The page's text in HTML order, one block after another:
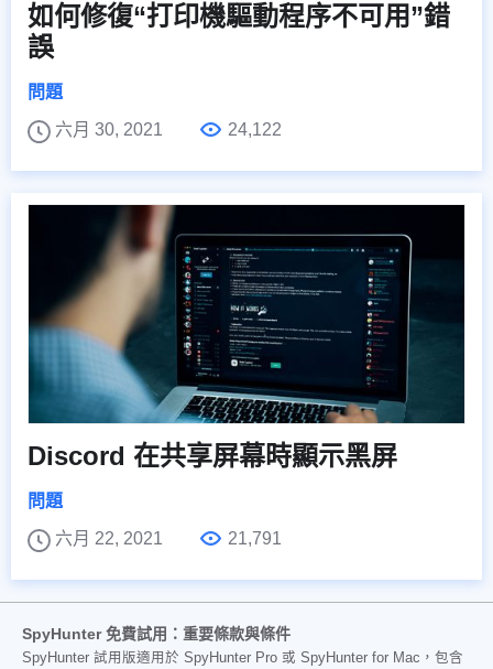
如何修復“打印機驅動程序不可用”錯
誤
問題
六月 30, 2021
24,122
Discord 在共享屏幕時顯示黑屏
問題
六月 22, 2021
21,791
SpyHunter 免費試用：重要條款與條件
SpyHunter 試用版適用於 SpyHunter Pro 或 SpyHunter for Mac，包含